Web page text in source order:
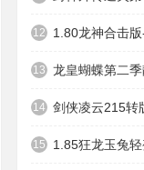
12
13
14
15